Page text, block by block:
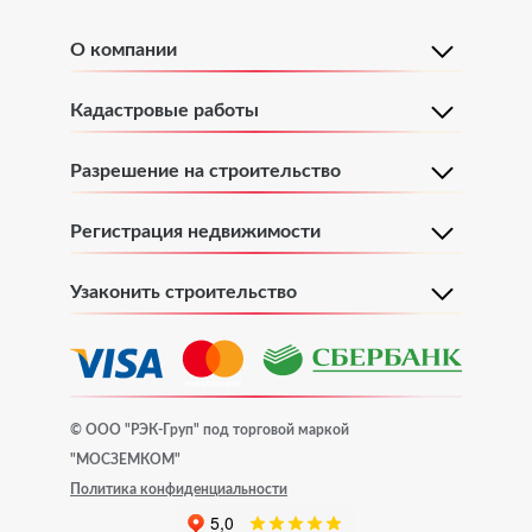
Технический план дома
Изготовление технического плана нежилого
Постановка на кадастровый учет
Постановка на кадастровый учет дома
О компании
Кадастровые работы
Разрешение на строительство
Регистрация недвижимости
Узаконить строительство
© ООО "РЭК-Груп" под торговой маркой
"МОСЗЕМКОМ"
Политика конфиденциальности